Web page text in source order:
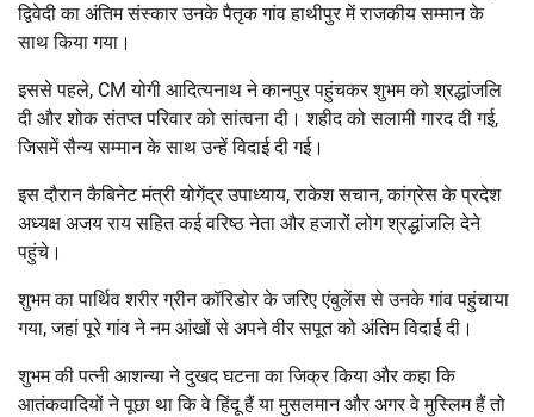
द्विवेदी का अंतिम संस्कार उनके पैतृक गांव हाथीपुर में राजकीय सम्मान के
साथ किया गया।
इससे पहले, CM योगी आदित्यनाथ ने कानपुर पहुंचकर शुभम को श्रद्धांजलि
दी और शोक संतप्त परिवार को सांत्वना दी। शहीद को सलामी गारद दी गई,
जिसमें सैन्य सम्मान के साथ उन्हें विदाई दी गई।
इस दौरान कैबिनेट मंत्री योगेंद्र उपाध्याय, राकेश सचान, कांग्रेस के प्रदेश
अध्यक्ष अजय राय सहित कई वरिष्ठ नेता और हजारों लोग श्रद्धांजलि देने
पहुंचे।
शुभम का पार्थिव शरीर ग्रीन कॉरिडोर के जरिए एंबुलेंस से उनके गांव पहुंचाया
गया, जहां पूरे गांव ने नम आंखों से अपने वीर सपूत को अंतिम विदाई दी।
शुभम की पत्नी आशन्या ने दुखद घटना का जिक्र किया और कहा कि
आतंकवादियों ने पूछा था कि वे हिंदू हैं या मुसलमान और अगर वे मुस्लिम हैं तो